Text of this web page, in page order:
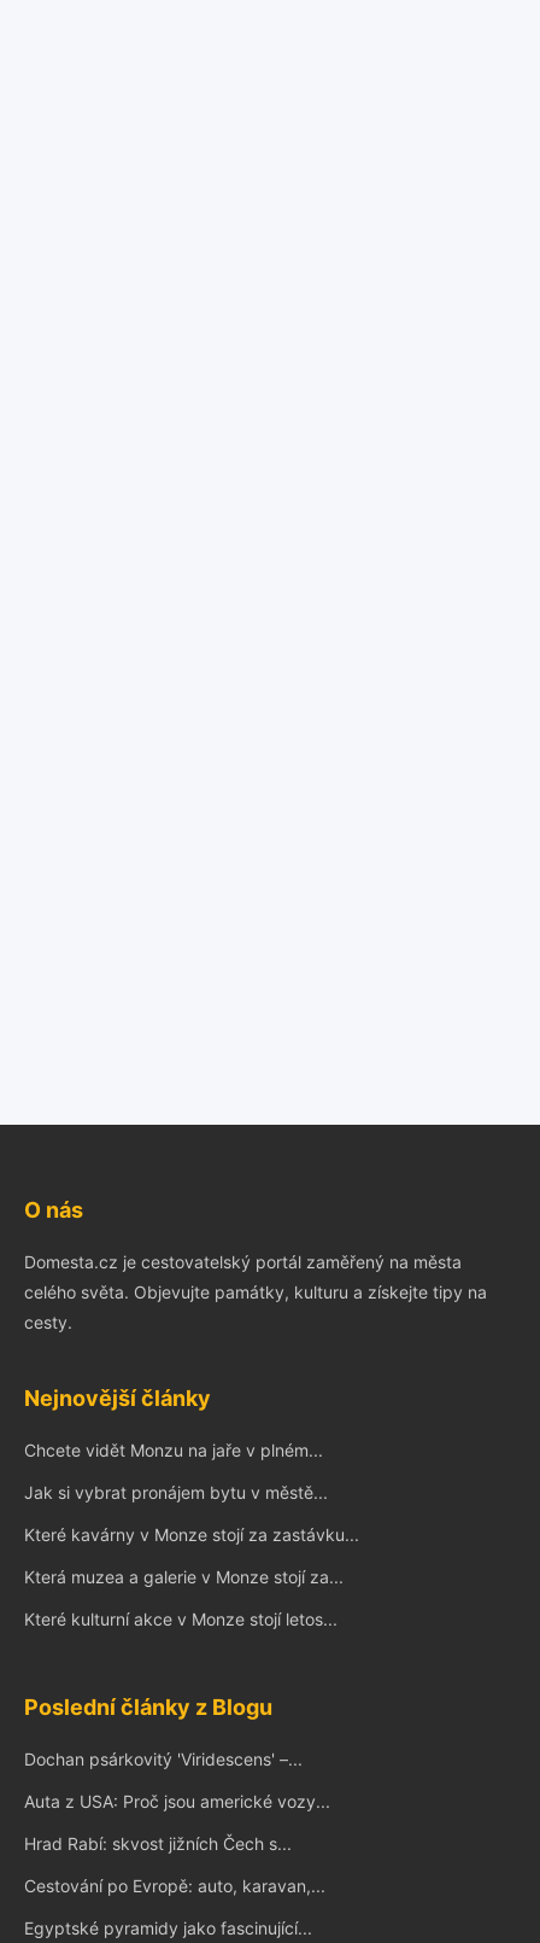
O nás
Domesta.cz je cestovatelský portál zaměřený na města
celého světa. Objevujte památky, kulturu a získejte tipy na
cesty.
Nejnovější články
Chcete vidět Monzu na jaře v plném...
Jak si vybrat pronájem bytu v městě...
Které kavárny v Monze stojí za zastávku...
Která muzea a galerie v Monze stojí za...
Které kulturní akce v Monze stojí letos...
Poslední články z Blogu
Dochan psárkovitý 'Viridescens' –...
Auta z USA: Proč jsou americké vozy...
Hrad Rabí: skvost jižních Čech s...
Cestování po Evropě: auto, karavan,...
Egyptské pyramidy jako fascinující...